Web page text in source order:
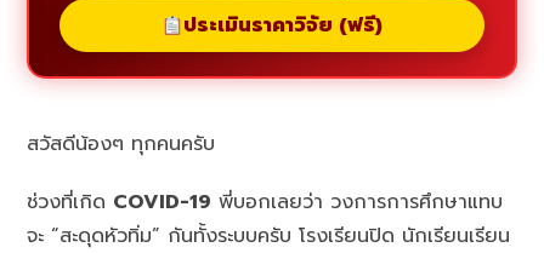
ประเมินราคาวิจัย (ฟรี)
สวัสดีน้องๆ ทุกคนครับ
ช่วงที่เกิด COVID-19 พี่บอกเลยว่า วงการการศึกษาแทบ
จะ “สะดุดหัวทิ่ม” กันทั้งระบบครับ โรงเรียนปิด นักเรียนเรียน